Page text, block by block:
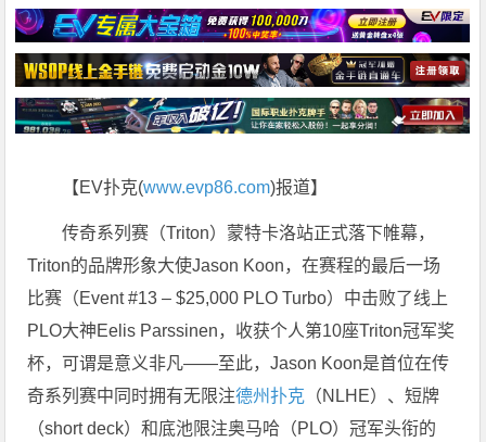
【EV扑克(www.evp86.com)报道】
传奇系列赛（Triton）蒙特卡洛站正式落下帷幕，
Triton的品牌形象大使Jason Koon，在赛程的最后一场
比赛（Event #13 – $25,000 PLO Turbo）中击败了线上
PLO大神Eelis Parssinen，收获个人第10座Triton冠军奖
杯，可谓是意义非凡——至此，Jason Koon是首位在传
奇系列赛中同时拥有无限注德州扑克 （NLHE）、短牌
（short deck）和底池限注奥马哈（PLO）冠军头衔的